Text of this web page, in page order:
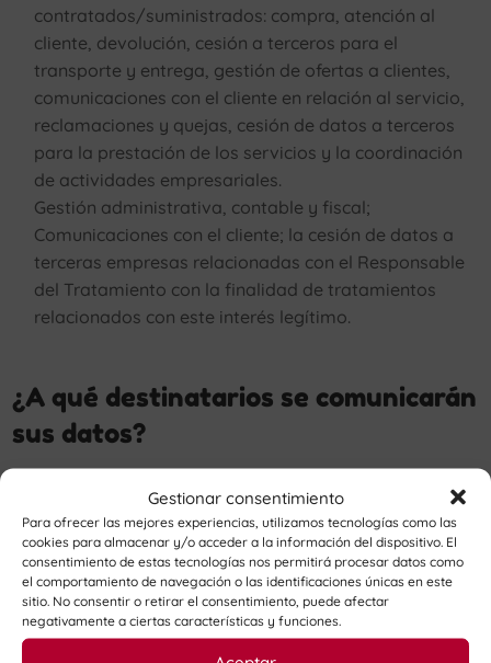
Gestionar consentimiento
Para ofrecer las mejores experiencias, utilizamos tecnologías como las
cookies para almacenar y/o acceder a la información del dispositivo. El
consentimiento de estas tecnologías nos permitirá procesar datos como
el comportamiento de navegación o las identificaciones únicas en este
sitio. No consentir o retirar el consentimiento, puede afectar
negativamente a ciertas características y funciones.
contratados/suministrados: compra, atención al
cliente, devolución, cesión a terceros para el
transporte y entrega, gestión de ofertas a clientes,
comunicaciones con el cliente en relación al servicio,
reclamaciones y quejas, cesión de datos a terceros
para la prestación de los servicios y la coordinación
de actividades empresariales.
Gestión administrativa, contable y fiscal;
Comunicaciones con el cliente; la cesión de datos a
terceras empresas relacionadas con el Responsable
del Tratamiento con la finalidad de tratamientos
relacionados con este interés legítimo.
¿A qué destinatarios se comunicarán
sus datos?
Los datos se comunicarán a los siguientes destinatarios:
Administración pública con competencia en la
correspondiente materia, con la finalidad de
cumplimiento de las obligaciones legales.
Tesorería seguridad social y demás organismos